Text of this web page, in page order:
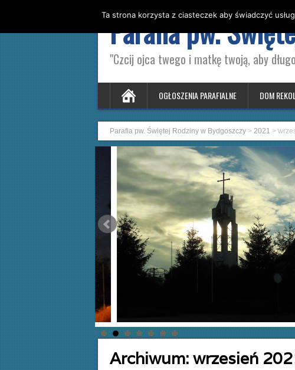
Parafia pw.
"Czcij ojca twego i matkę twoją, aby
OGŁOSZENIA PARAFIALNE DOM
Parafia pw. Świętej Rodziny w Bydgoszczy > 2021 >
Archiwum: wrzesień
Ta strona korzysta z ciasteczek aby świadczyć